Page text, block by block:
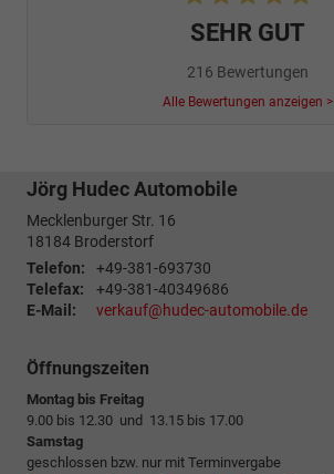
SEHR GUT
216 Bewertungen
Alle Bewertungen anzeigen >
Jörg Hudec Automobile
Mecklenburger Str. 16
18184 Broderstorf
Telefon:
+49-381-693730
Telefax:
+49-381-40349686
E-Mail:
verkauf@hudec-automobile.de
Öffnungszeiten
Montag bis Freitag
9.00 bis 12.30 und 13.15 bis 17.00
Samstag
geschlossen bzw. nur mit Terminvergabe